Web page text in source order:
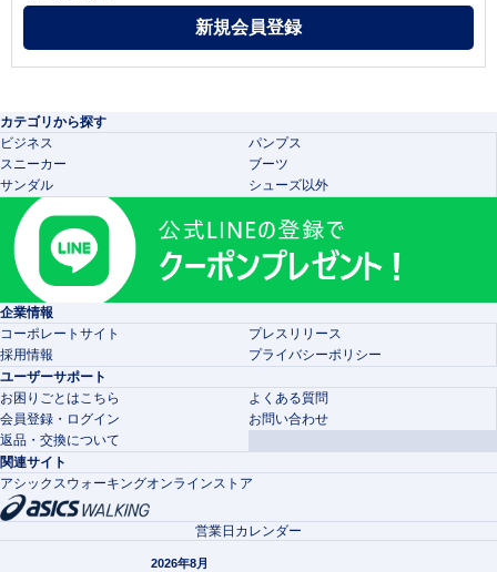
カテゴリから探す
ビジネス
パンプス
スニーカー
ブーツ
サンダル
シューズ以外
企業情報
コーポレートサイト
プレスリリース
採用情報
プライバシーポリシー
ユーザーサポート
お困りごとはこちら
よくある質問
会員登録・ログイン
お問い合わせ
返品・交換について
関連サイト
アシックスウォーキングオンラインストア
営業日カレンダー
2026年8月